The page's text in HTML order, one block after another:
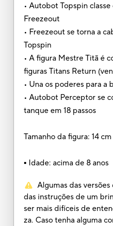
• Autobot Topspin
Freezeout
• Freezeout se torna a
Topspin
• A figura Mestre Titã é
figuras Titans Return
• Una os poderes para a
• Autobot Perceptor se
tanque em 18 passos
Tamanho da figura: 14 cm
▪ Idade: acima de 8 anos
Algumas das
das instruções de um
ser mais difíceis de
za. Caso tenha alguma